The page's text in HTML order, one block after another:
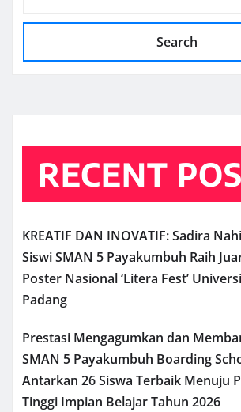
Search
RECENT
KREATIF DAN INOVATIF: Sadira
Siswi SMAN 5 Payakumbuh Raih
Poster Nasional ‘Litera Fest’
Padang
Prestasi Mengagumkan dan
SMAN 5 Payakumbuh Boarding
Antarkan 26 Siswa Terbaik Menuju
Tinggi Impian Belajar Tahun 2026